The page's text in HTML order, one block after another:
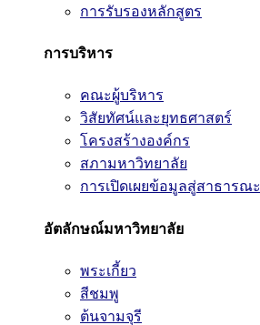
การรับรองหลักสูตร
การบริหาร
คณะผู้บริหาร
วิสัยทัศน์และยุทธศาสตร์
โครงสร้างองค์กร
สภามหาวิทยาลัย
การเปิดเผยข้อมูลสู่สาธารณะ
อัตลักษณ์มหาวิทยาลัย
พระเกี้ยว
สีชมพู
ต้นจามจุรี